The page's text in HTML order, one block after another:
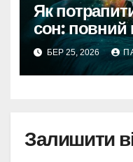
Як
сон: повний
профі
БЕР 25, 2026
Залишити